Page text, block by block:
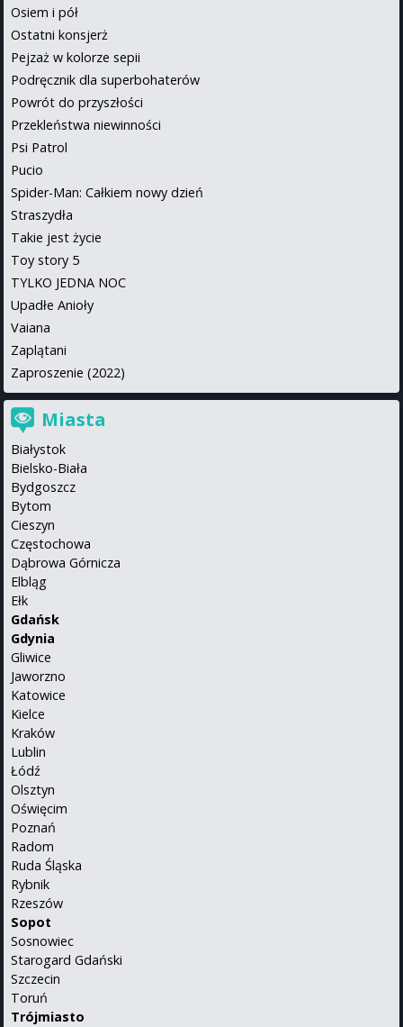
Osiem i pół
Ostatni konsjerż
Pejzaż w kolorze sepii
Podręcznik dla superbohaterów
Powrót do przyszłości
Przekleństwa niewinności
Psi Patrol
Pucio
Spider-Man: Całkiem nowy dzień
Straszydła
Takie jest życie
Toy story 5
TYLKO JEDNA NOC
Upadłe Anioły
Vaiana
Zaplątani
Zaproszenie (2022)
Miasta
Białystok
Bielsko-Biała
Bydgoszcz
Bytom
Cieszyn
Częstochowa
Dąbrowa Górnicza
Elbląg
Ełk
Gdańsk
Gdynia
Gliwice
Jaworzno
Katowice
Kielce
Kraków
Lublin
Łódź
Olsztyn
Oświęcim
Poznań
Radom
Ruda Śląska
Rybnik
Rzeszów
Sopot
Sosnowiec
Starogard Gdański
Szczecin
Toruń
Trójmiasto